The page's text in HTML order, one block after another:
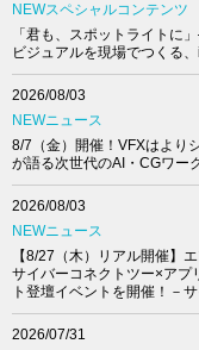
NEWスペシャルコンテンツ
「君も、スポットライト
ビジュアルを現場でつくる
2026/08/03
NEWニュース
8/7（金）開催！VFXはより
が語る次世代のAI・CGワー
2026/08/03
NEWニュース
【8/27（木）リアル開催】
サイバーコネクトツー×ア
ト登壇イベントを開催！－
2026/07/31